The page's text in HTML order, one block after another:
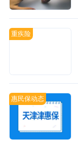
重疾险
惠民保动态